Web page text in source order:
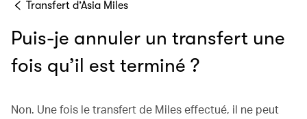
Transfert d’Asia Miles
Puis-je annuler un transfert une
fois qu’il est terminé ?
Non. Une fois le transfert de Miles effectué, il ne peut